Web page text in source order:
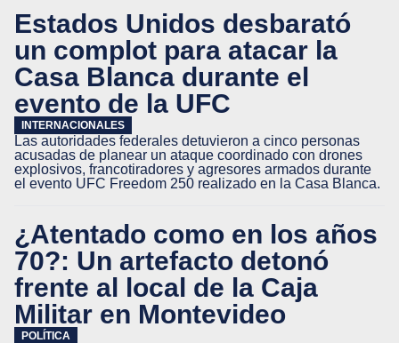
Estados Unidos desbarató
un complot para atacar la
Casa Blanca durante el
evento de la UFC
INTERNACIONALES
Las autoridades federales detuvieron a cinco personas
acusadas de planear un ataque coordinado con drones
explosivos, francotiradores y agresores armados durante
el evento UFC Freedom 250 realizado en la Casa Blanca.
¿Atentado como en los años
70?: Un artefacto detonó
frente al local de la Caja
Militar en Montevideo
POLÍTICA